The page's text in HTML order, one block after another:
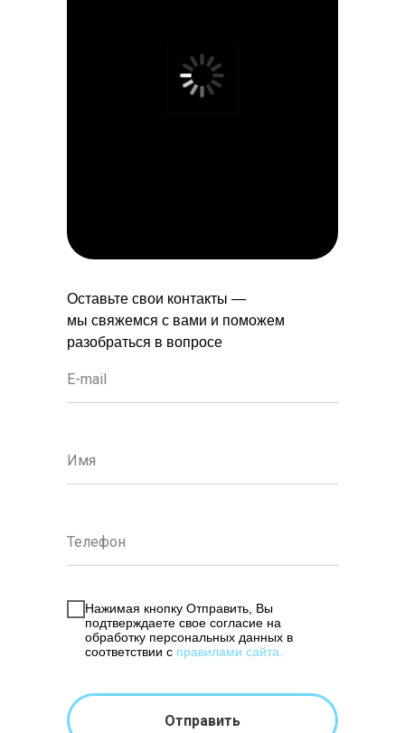
Нажимая кнопку Отправить, Вы
подтверждаете свое согласие на
обработку персональных данных в
соответствии с правилами сайта.
Отправить
Оставьте свои контакты —
мы свяжемся с вами и поможем
разобраться в вопросе